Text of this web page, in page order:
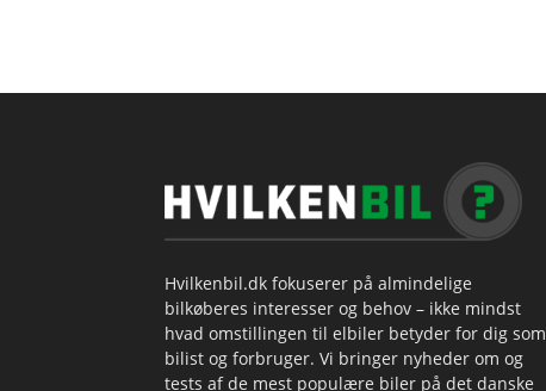
Hvilkenbil.dk fokuserer på almindelige
bilkøberes interesser og behov – ikke mindst
hvad omstillingen til elbiler betyder for dig som
bilist og forbruger. Vi bringer nyheder om og
tests af de mest populære biler på det danske